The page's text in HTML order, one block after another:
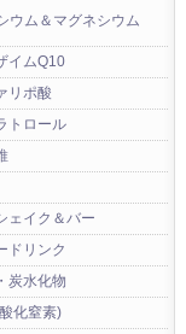
ウム＆マグネシウム
イムQ10
リポ酸
トロール
ェイク＆バー
ドリンク
炭水化物
化窒素)